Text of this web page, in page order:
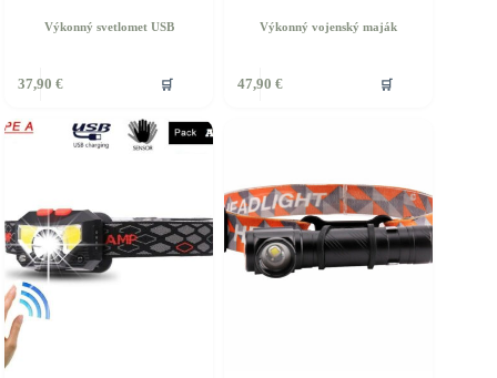
Výkonný svetlomet USB
37,90 € 🛒
Výkonný vojenský maják
47,90 € 🛒